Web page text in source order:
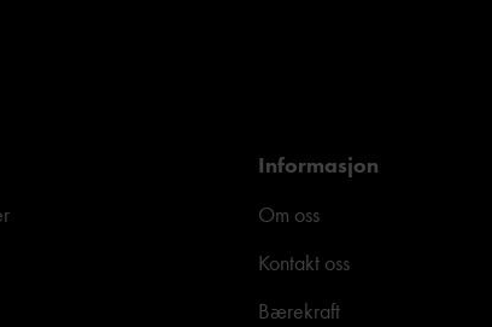
Informasjon
Om oss
Kontakt oss
Bærekraft